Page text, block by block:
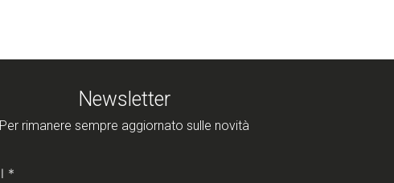
Newsletter
Per rimanere sempre aggiornato sulle novità